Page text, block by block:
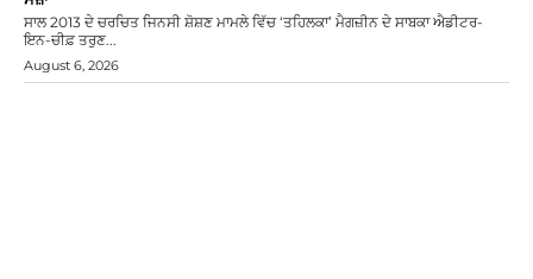
ਸਾਲ 2013 ਦੇ ਚਰਚਿਤ ਜਿਨਸੀ ਸ਼ੋਸ਼ਣ ਮਾਮਲੇ ਵਿੱਚ ‘ਤਹਿਲਕਾ’ ਮੈਗਜ਼ੀਨ ਦੇ ਸਾਬਕਾ ਐਡੀਟਰ-
ਇਨ-ਚੀਫ਼ ਤਰੁਣ...
August 6, 2026